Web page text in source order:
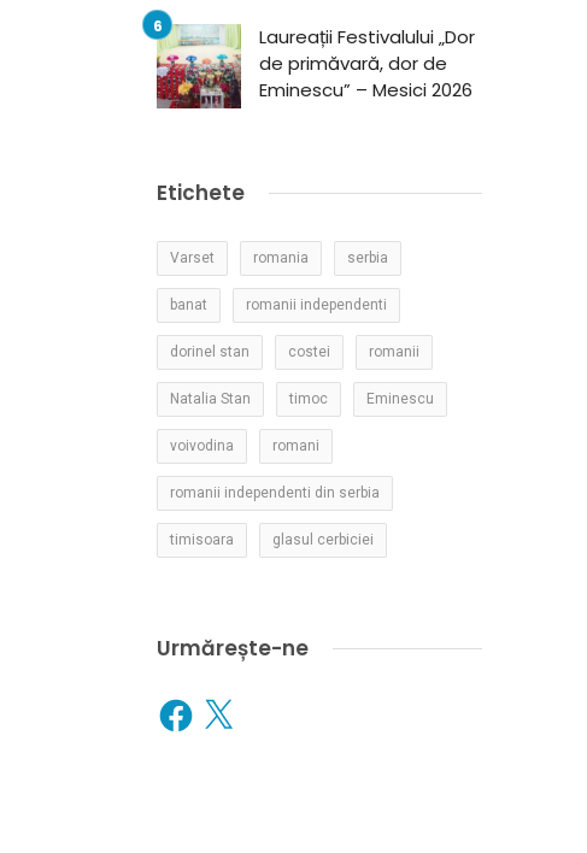
Laureații Festivalului „Dor
de primăvară, dor de
Eminescu” – Mesici 2026
Etichete
Varset romania serbia
banat romanii independenti
dorinel stan costei romanii
Natalia Stan timoc Eminescu
voivodina romani
romanii independenti din serbia
timisoara glasul cerbiciei
Urmărește-ne
Facebook
X